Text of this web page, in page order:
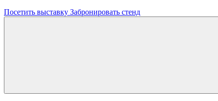
Посетить выставку Забронировать стенд